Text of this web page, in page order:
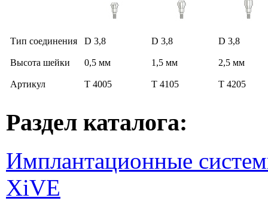
Тип соединения D 3,8 D 3,8 D 3,8
Высота шейки 0,5 мм 1,5 мм 2,5 мм
Артикул T 4005 T 4105 T 4205
Раздел каталога:
Имплантационные
XiVE